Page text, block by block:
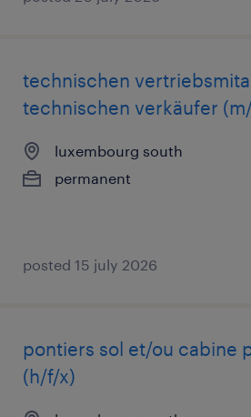
technischen
technischen verkäufer
luxembourg south
permanent
posted 15 july 2026
pontiers sol et/ou cabine
(h/f/x)